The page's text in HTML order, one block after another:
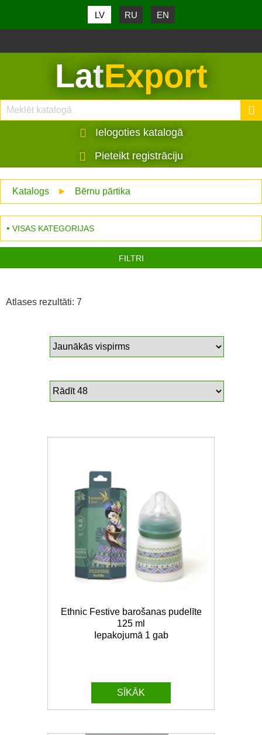
LV RU EN
LatExport
Ielogoties katalogā
Pieteikt registrāciju
Katalogs ► Bērnu pārtika
VISAS KATEGORIJAS
FILTRI
Atlases rezultāti: 7
Ethnic Festive barošanas pudelīte
125 ml
Iepakojumā 1 gab
SĪKĀK